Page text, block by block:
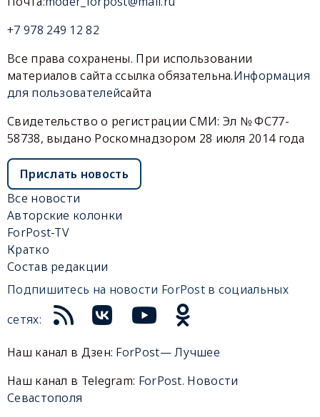
+7 978 249 12 82
Все права сохранены. При использовании
материалов сайта ссылка обязательна.Информация
для пользователейсайта
Свидетельство о регистрации СМИ: Эл № ФС77-
58738, выдано Роскомнадзором 28 июля 2014 года
Прислать новость
Все новости
Авторские колонки
ForPost-TV
Кратко
Состав редакции
Подпишитесь на новости ForPost в социальных
сетях:
Наш канал в Дзен: ForPost— Лучшее
Наш канал в Telegram: ForPost. Новости
Севастополя